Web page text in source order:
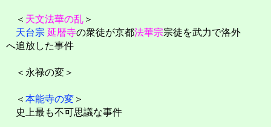
＜ 天文法華の乱 ＞
天台宗 延暦寺の衆徒が京都法華宗宗徒を武力で洛外
へ追放した事件
＜永禄の変＞
＜ 本能寺の変 ＞
史上最も不可思議な事件